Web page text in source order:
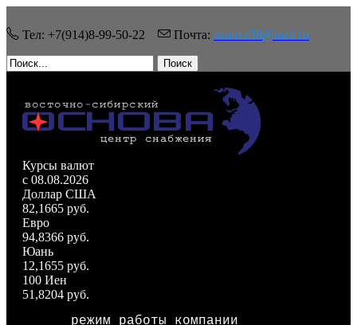
Тел: +7(914)8-99-50-22 Почта: osnova38@mail.ru
Поиск
Курсы валют
c 08.08.2026
Доллар США
82,1665 руб.
Евро
94,8366 руб.
Юань
12,1655 руб.
100 Иен
51,8204 руб.
режим работы компании